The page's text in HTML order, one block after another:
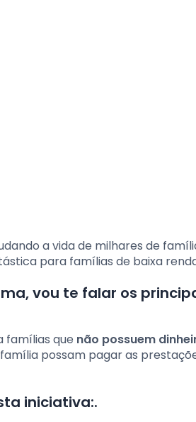
a vida de milhares de
para famílias de baixa
vou te falar os
famílias que não possuem
possam pagar as
iniciativa:.